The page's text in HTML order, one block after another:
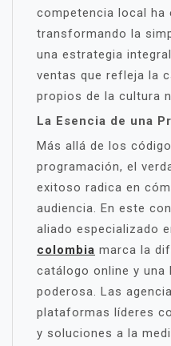
competencia local ha
transformando la
una estrategia
ventas que refleja la
propios de la cultura
La Esencia de una
Más allá de los
programación, el
exitoso radica en
audiencia. En este
aliado especializado
colombia marca la
catálogo online y una
poderosa. Las
plataformas líderes
y soluciones a la